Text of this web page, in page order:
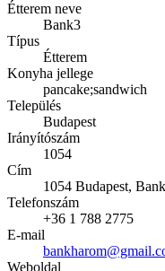
Étterem neve
Bank3
Típus
Étterem
Konyha jellege
pancake;sandwich
Település
Budapest
Irányítószám
1054
Cím
1054 Budapest,
Telefonszám
+36 1 788 2775
E-mail
Weboldal